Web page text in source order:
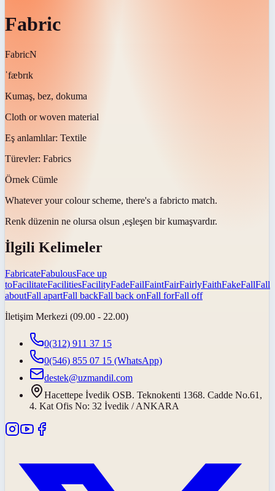
Fabric
FabricN
ˈfæbrɪk
Kumaş, bez, dokuma
Cloth or woven material
Eş anlamlılar: Textile
Türevler: Fabrics
Örnek Cümle
Whatever your colour scheme, there's a fabricto match.
Renk düzenin ne olursa olsun ,eşleşen bir kumaşvardır.
İlgili Kelimeler
FabricateFabulousFace up
toFacilitateFacilitiesFacilityFadeFailFaintFairFairlyFaithFakeFallFall
aboutFall apartFall backFall back onFall forFall off
İletişim Merkezi (09.00 - 22.00)
0(312) 911 37 15
0(546) 855 07 15 (WhatsApp)
destek@uzmandil.com
Hacettepe İvedik OSB. Teknokenti 1368. Cadde No.61,
4. Kat Ofis No: 32 İvedik / ANKARA